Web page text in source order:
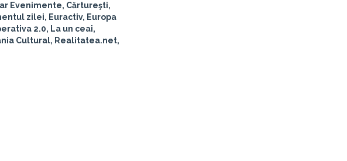
Evenimente, Cărtureşti,
zilei, Euractiv, Europa
2.0, La un ceai,
Cultural, Realitatea.net,